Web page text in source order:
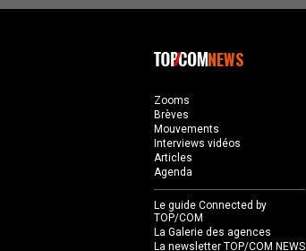
NEWS
Zooms
Brèves
Mouvements
Interviews vidéos
Articles
Agenda
Le guide Connected by
TOP/COM
La Galerie des agences
La newsletter TOP/COM NEWS